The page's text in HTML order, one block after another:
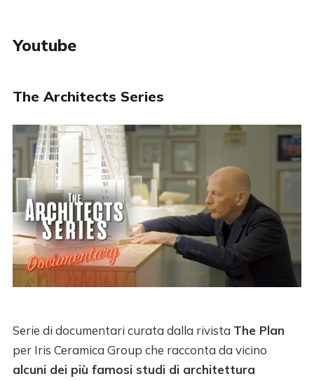
Youtube
The Architects Series
Serie di documentari curata dalla rivista The Plan
per Iris Ceramica Group che racconta da vicino
alcuni dei più famosi studi di architettura